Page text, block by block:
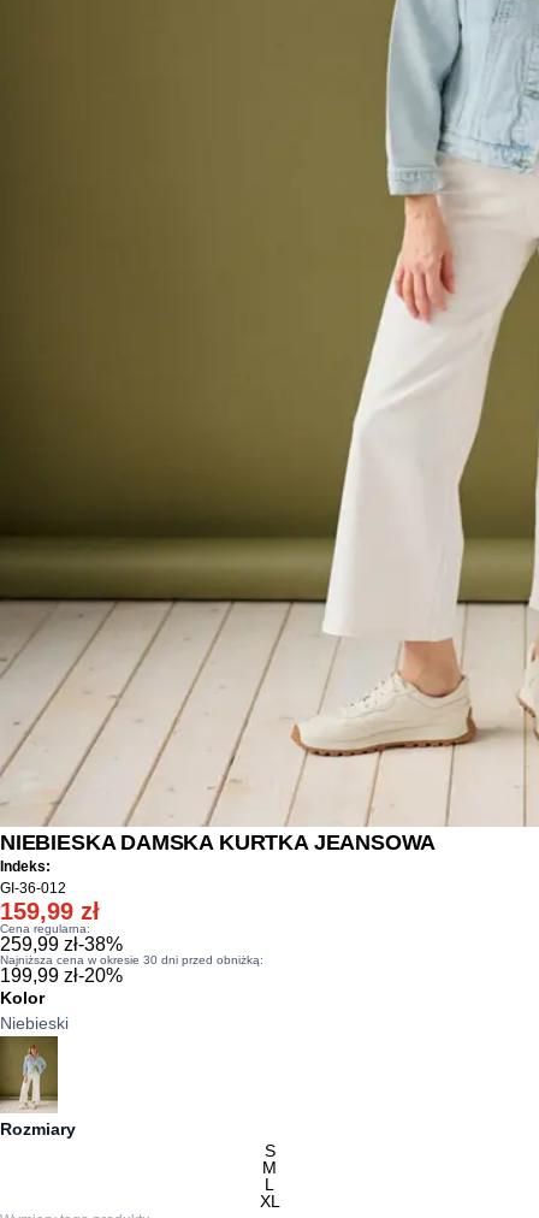
NIEBIESKA DAMSKA KURTKA JEANSOWA
Indeks:
GI-36-012
159,99 zł
Cena regularna:
259,99 zł-38%
Najniższa cena w okresie 30 dni przed obniżką:
199,99 zł-20%
Kolor
Niebieski
Rozmiary
S
M
L
XL